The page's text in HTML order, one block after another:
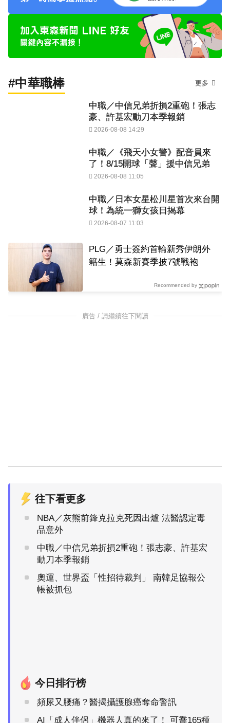
#中華職棒 更多
中職／中信兄弟折損2重砲！張志
豪、許基宏動刀本季報銷
2026-08-08 14:29
中職／《飛天小女警》配音員來
了！8/15開球「聲」援中信兄弟
2026-08-08 11:05
中職／日本女星松川星首次來台開
球！為統一獅女孩日揭幕
2026-08-07 11:03
PLG／勇士簽約首輪新秀伊朗外
籍生！莫森新賽季披7號戰袍
Recommended by
廣告 / 請繼續往下閱讀
往下看更多
NBA／灰熊前鋒克拉克死因出爐 法醫認定毒
品意外
中職／中信兄弟折損2重砲！張志豪、許基宏
動刀本季報銷
奧運、世界盃「性招待裁判」 南韓足協報公
帳被抓包
今日排行榜
頻尿又腰痛？醫揭攝護腺癌奪命警訊
AI「成人伴侶」機器人真的來了！ 可喬165種